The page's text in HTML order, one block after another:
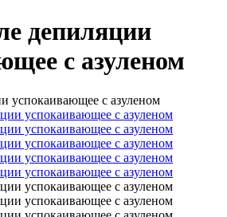
депиляции
с азуленом
успокаивающее с азуленом